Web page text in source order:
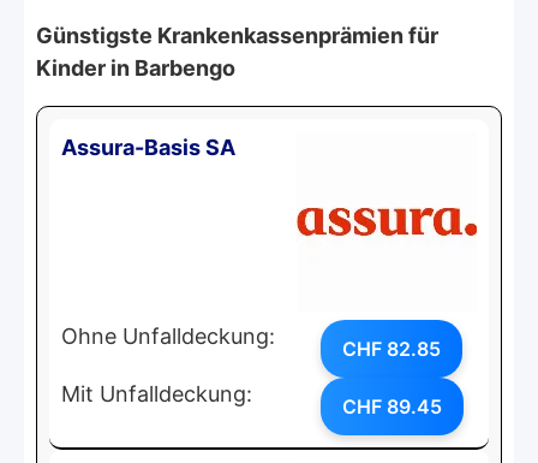
Günstigste Krankenkassenprämien für
Kinder in Barbengo
Assura-Basis SA
Ohne Unfalldeckung: CHF 82.85
Mit Unfalldeckung: CHF 89.45